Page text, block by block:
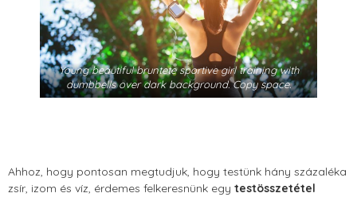
Young beautiful bruntete sportive girl training with
dumbbells over dark background. Copy space.
Ahhoz, hogy pontosan megtudjuk, hogy testünk hány százaléka
zsír, izom és víz, érdemes felkeresnünk egy testösszetétel